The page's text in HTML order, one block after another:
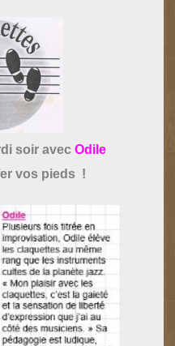
soir avec Odile
vos pieds !